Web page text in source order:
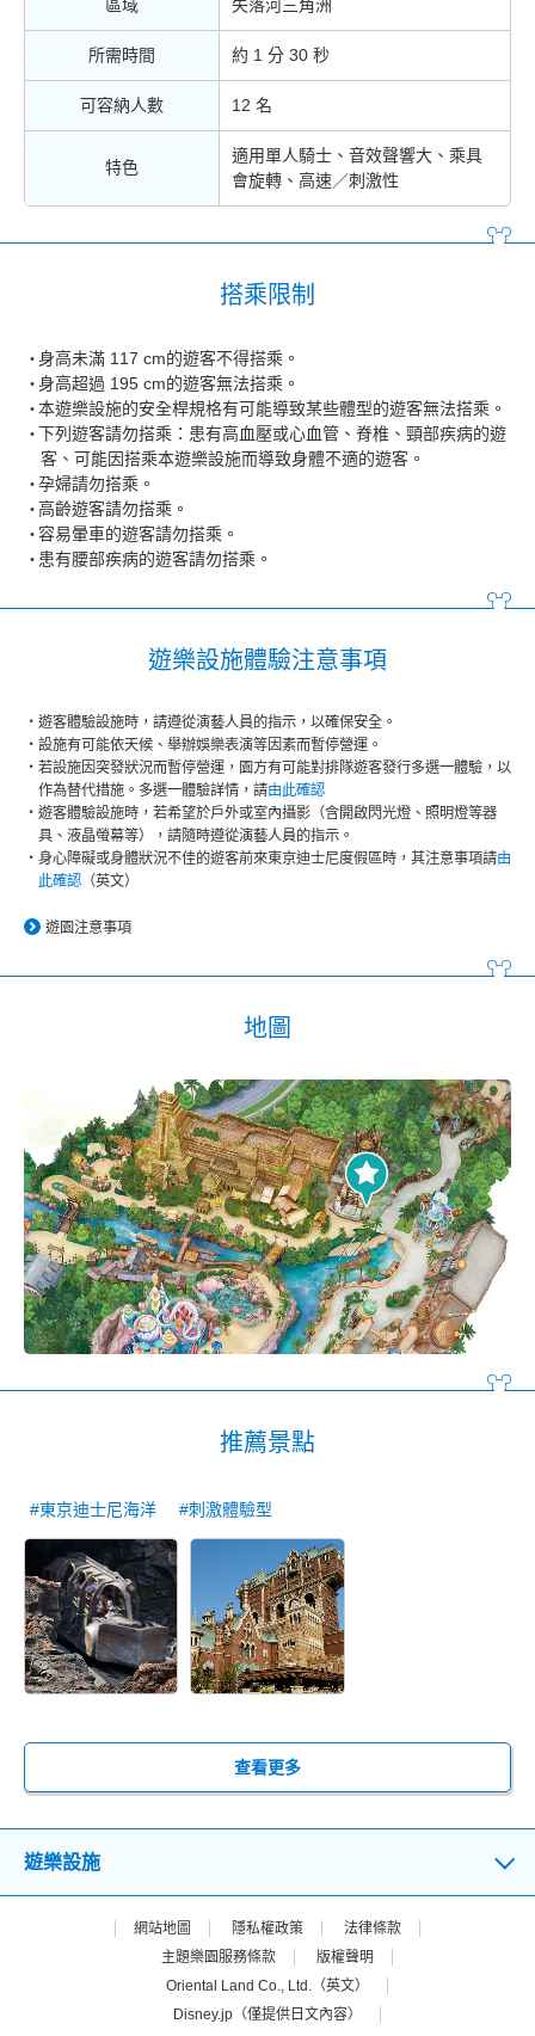
區域 失落河三角洲
所需時間 約 1 分 30 秒
可容納人數 12 名
特色
適用單人騎士、音效聲響大、乘具
會旋轉、高速／刺激性
搭乘限制
身高未滿 117 cm的遊客不得搭乘。
身高超過 195 cm的遊客無法搭乘。
本遊樂設施的安全桿規格有可能導致某些體型的遊客無法搭乘。
下列遊客請勿搭乘：患有高血壓或心血管、脊椎、頸部疾病的遊
客、可能因搭乘本遊樂設施而導致身體不適的遊客。
孕婦請勿搭乘。
高齡遊客請勿搭乘。
容易暈車的遊客請勿搭乘。
患有腰部疾病的遊客請勿搭乘。
遊樂設施體驗注意事項
遊客體驗設施時，請遵從演藝人員的指示，以確保安全。
設施有可能依天候、舉辦娛樂表演等因素而暫停營運。
若設施因突發狀況而暫停營運，園方有可能對排隊遊客發行多選一體驗，以
作為替代措施。多選一體驗詳情，請由此確認
遊客體驗設施時，若希望於戶外或室內攝影（含開啟閃光燈、照明燈等器
具、液晶螢幕等），請隨時遵從演藝人員的指示。
身心障礙或身體狀況不佳的遊客前來東京迪士尼度假區時，其注意事項請由
此確認 （英文）
遊園注意事項
地圖
推薦景點
#東京迪士尼海洋 #刺激體驗型
查看更多
遊樂設施
網站地圖 隱私權政策
法律條款
主題樂園服務條款
版權聲明
Oriental Land Co., Ltd.（英文）
Disney.jp（僅提供日文內容）